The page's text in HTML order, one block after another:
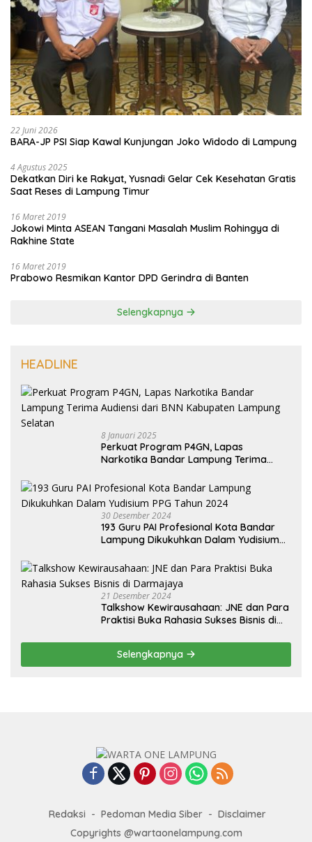
22 Juni 2026
BARA-JP PSI Siap Kawal Kunjungan Joko Widodo di Lampung
4 Agustus 2025
Dekatkan Diri ke Rakyat, Yusnadi Gelar Cek Kesehatan Gratis
Saat Reses di Lampung Timur
16 Maret 2019
Jokowi Minta ASEAN Tangani Masalah Muslim Rohingya di
Rakhine State
16 Maret 2019
Prabowo Resmikan Kantor DPD Gerindra di Banten
Selengkapnya
HEADLINE
8 Januari 2025
Perkuat Program P4GN, Lapas
Narkotika Bandar Lampung Terima
Selatan
30 Desember 2024
193 Guru PAI Profesional Kota Bandar
Lampung Dikukuhkan Dalam Yudisium
21 Desember 2024
Talkshow Kewirausahaan: JNE dan Para
Praktisi Buka Rahasia Sukses Bisnis di
Selengkapnya
Redaksi Pedoman Media Siber
Disclaimer
Copyrights @wartaonelampung.com